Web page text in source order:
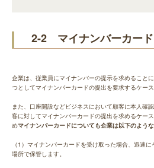
2-2 マイナンバーカード
企業は、従業員にマイナンバーの提示を求めること
つとしてマイナンバーカードの提出を要求するケース
また、口座開設などビジネスにおいて顧客に本人確
客に対してマイナンバーカードの提出を求めるケー
めマイナンバーカードについても企業は以下のよう
（1）マイナンバーカードを受け取った場合、迅速
場所で保管します。